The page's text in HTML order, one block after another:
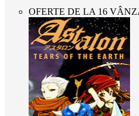
OFERTE DE LA 16